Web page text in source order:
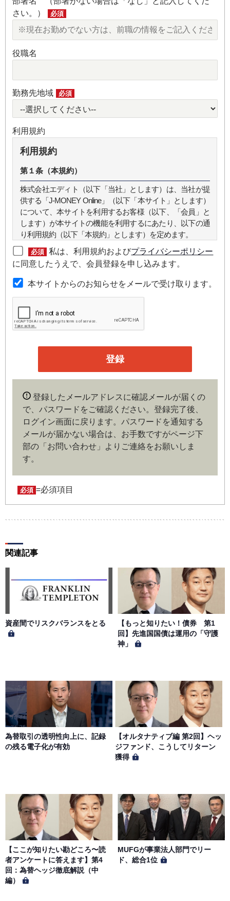
さい。）
必須
役職名
勤務先地域 必須
利用規約
利用規約
第１条（本規約）
株式会社エディト（以下「当社」とします）は、当社が提
供する「J-MONEY Online」（以下「本サイト」とします）
について、本サイトを利用するお客様（以下、「会員」と
します）が本サイトの機能を利用するにあたり、以下の通
り利用規約（以下「本規約」とします）を定めます。
第２条（本規約の範囲）
本規約は本サイトが提供するサービスについて規定したも
のです。
第３条（会員）
本サイトの会員は、機関投資家や金融機関の役職員、事業
企業や官公庁、研究機関などの役職員、もしくは専門家の
いずれかに該当していることを条件とし、登録の申し込み
を行うには、当社が入会を承諾した時点で、本会員規約の
の内容がある場合や本規約に違反するおそれがある場合に
は、当社は会員登録を拒否もしくは抹消することができま
す。
第４条（ユーザー名とパスワードの管理）
ユーザー名およびパスワードの利用、管理は会員の自己責
任において行うものとします。会員は、ユーザー名および
パスワードの第三者への漏洩、利用許諾、貸与、譲渡、名
用によって生じた損害の責任は、会員が負うものとし、当
第５条（著作権）
本サイトに掲載された情報、写真、その他の著作物は、当
社もしくは著作物の著作者または著作権者に帰属するもの
とします。会員は、当社著作物について複製、転用、公衆
送信、譲渡、翻案および翻訳などの著作権、商標権などを
侵害する行為を行ってはならないものとします。
第６条（サービス内容の停止・変更）
サイトのサービス内容を変更する場合があります。
第７条（個人情報の取扱い）
当社は、会員の個人情報を別途オンライン上に掲示する
「プライバシーポリシー」に基づき、適切に取り扱うもの
必須 私は、利用規約およびプライバシーポリシー
に同意したうえで、会員登録を申し込みます。
本サイトからのお知らせをメールで受け取ります。
登録したメールアドレスに確認メールが届くの
で、パスワードをご確認ください。登録完了後、
ログイン画面に戻ります。パスワードを通知する
メールが届かない場合は、お手数ですがページ下
部の「お問い合わせ」よりご連絡をお願いしま
す。
必須 =必須項目
関連記事
資産間でリスクバランスをとる
【もっと知りたい！債券 第1
回】先進国国債は運用の「守護
神」
為替取引の透明性向上に、記録
の残る電子化が有効
【オルタナティブ編 第2回】ヘッ
ジファンド、こうしてリターン
獲得
【ここが知りたい勘どころ〜読
者アンケートに答えます】第4
回：為替ヘッジ徹底解説（中
編）
MUFGが事業法人部門でリー
ド、総合1位